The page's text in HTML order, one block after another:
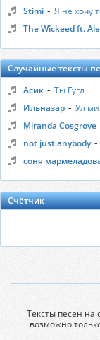
Stimi - Я не хочу
The Wickeed ft.
Случайные тексты
Асик - Ты Гугл
Ильназар - Ул
Miranda Cosgrove
not just anybody -
соня
Счётчик
Тексты песен на
возможно